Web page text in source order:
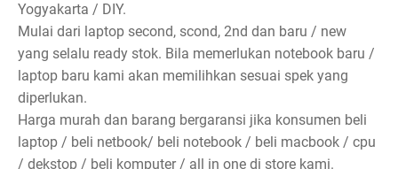
Yogyakarta / DIY.
Mulai dari laptop second, scond, 2nd dan baru / new
yang selalu ready stok. Bila memerlukan notebook baru /
laptop baru kami akan memilihkan sesuai spek yang
diperlukan.
Harga murah dan barang bergaransi jika konsumen beli
laptop / beli netbook/ beli notebook / beli macbook / cpu
/ dekstop / beli komputer / all in one di store kami.